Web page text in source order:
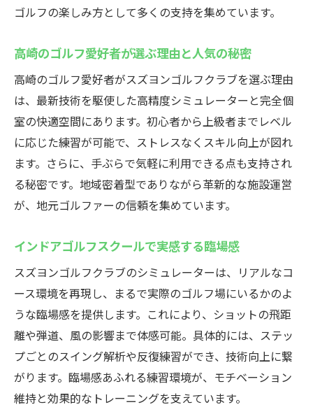
実感
インドアゴルフスクールが誇る完全個室の
魅力
プライベート空間で集中できる練習環境を
提供
高崎で味わう極上のゴルフラウンジ体験と
は
快適な施設でリラックスしながら技術向上
を実現
ラグジュアリー空間でゴルフを楽しむメリ
ット
ゴルフ仲間と過ごす特別なひとときをご提
案
手ぶらで楽しむ群馬のインドアゴルフ
インドアゴルフスクールは手ぶらで気軽に
通える
無料貸出クラブのサービスで初心者も安心
ゴルフの楽しみ方として多くの支持を集めています。
高崎のゴルフ愛好者が選ぶ理由と人気の秘密
高崎のゴルフ愛好者がスズヨンゴルフクラブを選ぶ理由
は、最新技術を駆使した高精度シミュレーターと完全個
室の快適空間にあります。初心者から上級者までレベル
に応じた練習が可能で、ストレスなくスキル向上が図れ
ます。さらに、手ぶらで気軽に利用できる点も支持され
る秘密です。地域密着型でありながら革新的な施設運営
が、地元ゴルファーの信頼を集めています。
インドアゴルフスクールで実感する臨場感
スズヨンゴルフクラブのシミュレーターは、リアルなコ
ース環境を再現し、まるで実際のゴルフ場にいるかのよ
うな臨場感を提供します。これにより、ショットの飛距
離や弾道、風の影響まで体感可能。具体的には、ステッ
プごとのスイング解析や反復練習ができ、技術向上に繋
がります。臨場感あふれる練習環境が、モチベーション
維持と効果的なトレーニングを支えています。